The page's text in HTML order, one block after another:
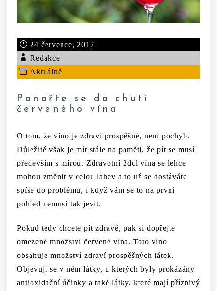
24 července, 2017
Redakce
Aktuálně
Ponořte se do chutí
červeného vína
O tom, že víno je zdraví prospěšné, není pochyb.
Důležité však je mít stále na paměti, že pít se musí
především s mírou. Zdravotní 2dcl vína se lehce
mohou změnit v celou lahev a to už se dostáváte
spíše do problému, i když vám se to na první
pohled nemusí tak jevit.
Pokud tedy chcete pít zdravě, pak si dopřejte
omezené množství červené vína. Toto víno
obsahuje množství zdraví prospěšných látek.
Objevují se v něm látky, u kterých byly prokázány
antioxidační účinky a také látky, které mají příznivý